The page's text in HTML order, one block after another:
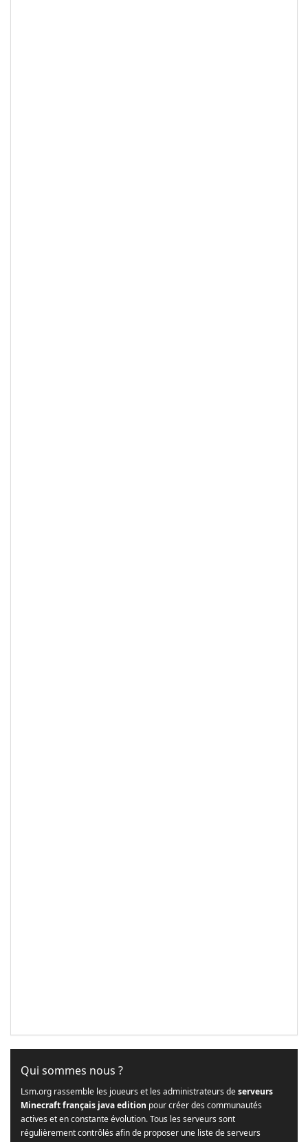
Qui sommes nous ?
Lsm.org rassemble les joueurs et les administrateurs deserveurs
Minecraft français java edition pour créer des communautés
actives et en constante évolution. Tous les serveurs sont
régulièrement contrôlés afin de proposer une liste de serveurs